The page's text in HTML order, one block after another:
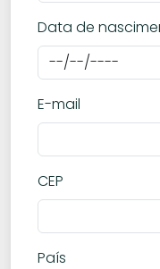
Data de
E-mail
CEP
País